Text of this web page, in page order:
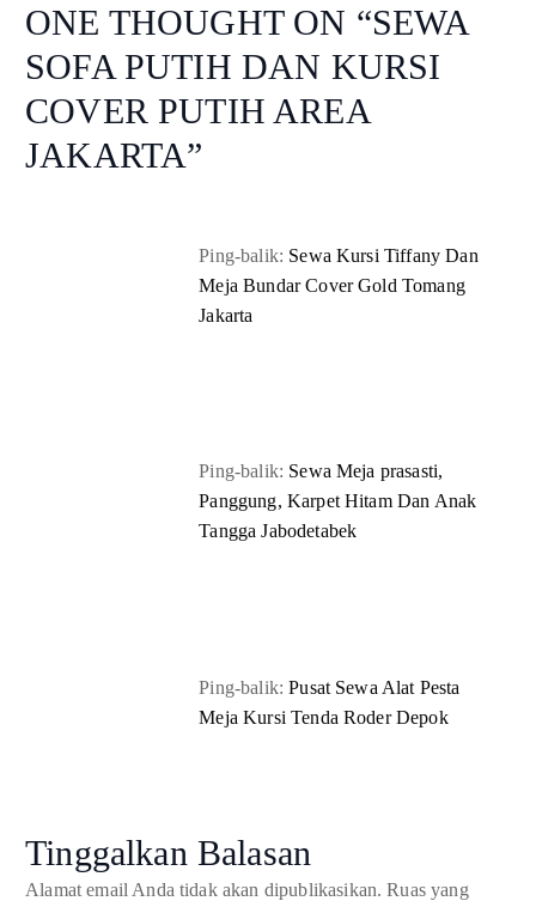
ONE THOUGHT ON “SEWA
SOFA PUTIH DAN KURSI
COVER PUTIH AREA
JAKARTA”
Ping-balik: Sewa Kursi Tiffany Dan
Meja Bundar Cover Gold Tomang
Jakarta
Ping-balik: Sewa Meja prasasti,
Panggung, Karpet Hitam Dan Anak
Tangga Jabodetabek
Ping-balik:Pusat Sewa Alat Pesta
Meja Kursi Tenda Roder Depok
Tinggalkan Balasan
Alamat email Anda tidak akan dipublikasikan. Ruas yang